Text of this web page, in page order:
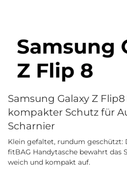
Samsung Galaxy Z
kompakter Schutz für
Scharnier
Klein gefaltet, rundum
fitBAG Handytasche bewahrt das
weich und kompakt auf.